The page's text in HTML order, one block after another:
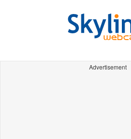
Advertisement